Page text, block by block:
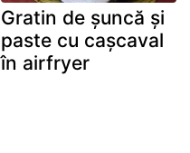
Gratin de șuncă și
paste cu cașcaval
în airfryer